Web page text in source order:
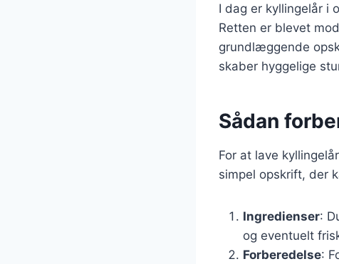
I dag er kyllingelår i
Retten er blevet
grundlæggende
skaber hyggelige
Sådan
For at lave
simpel opskrift, der
Ingredienser:
og eventuelt
Forberedelse: